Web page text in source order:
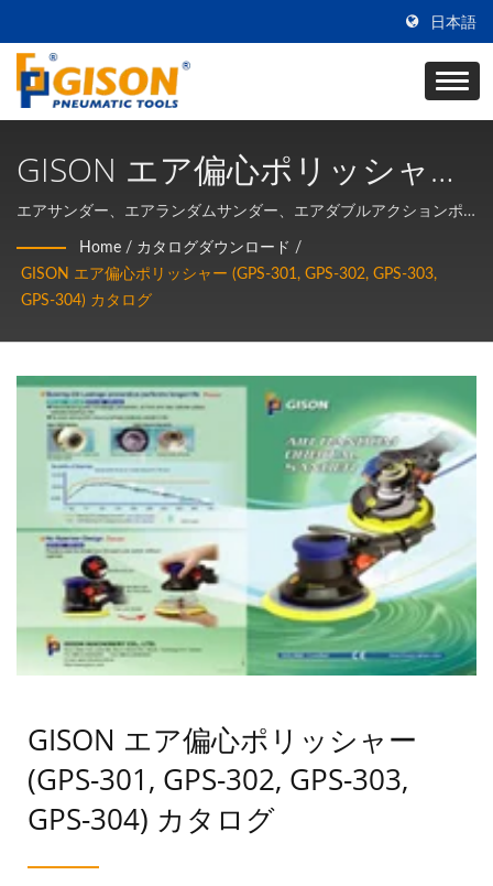
日本語
GISON エア偏心ポリッシャー
(GPS-301, GPS-302, GPS-303,
GPS-304) カタログ
エアサンダー、エアランダムサンダー、エアダブルアクションポ
リッシャー、エアランダムオービタルハンドサンダー、エアサン
ドペーパー機、エアワックス機。
Home / カタログダウンロード /
GISON エア偏心ポリッシャー (GPS-301, GPS-302, GPS-303,
GPS-304) カタログ
GISON エア偏心ポリッシャー
(GPS-301, GPS-302, GPS-303,
GPS-304) カタログ